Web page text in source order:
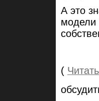
А это
модели
(